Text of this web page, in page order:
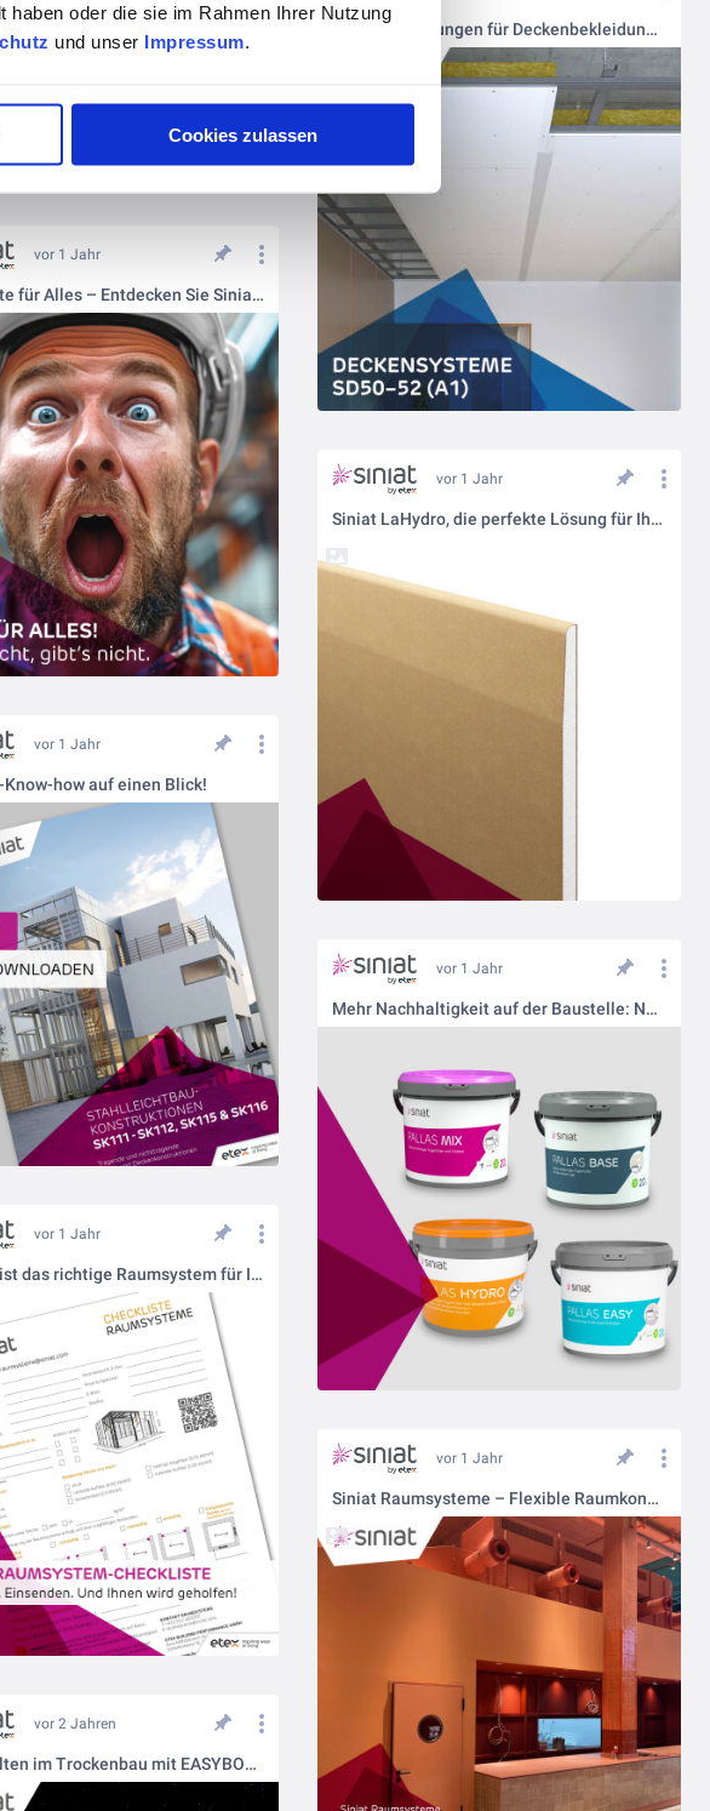
oder die sie im Rahmen Ihrer Nutzung
und unser Impressum.
Cookies zulassen
Optimale Lösungen für Deckenbekleidungen
vor 1 Jahr
Eine Platte für Alles – Entdecken Sie Siniat LaDura!
vor 1 Jahr
Siniat LaHydro, die perfekte Lösung für Ihr Außendecken-Projekt
vor 1 Jahr
Know-how auf einen Blick!
vor 1 Jahr
Mehr Nachhaltigkeit auf der Baustelle: Neue Verpackungen für Pallas-Spachtelmassen
vor 1 Jahr
Welches ist das richtige Raumsystem für Ihre Anforderung?
vor 1 Jahr
Siniat Raumsysteme – Flexible Raumkonzepte für Ihre Bedürfnisse
vor 2 Jahren
Neue Welten im Trockenbau mit EASYBOARD